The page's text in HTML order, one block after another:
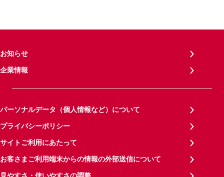
お知らせ
企業情報
パーソナルデータ（個人情報など）について
プライバシーポリシー
サイトご利用にあたって
お客さまご利用端末からの情報の外部送信について